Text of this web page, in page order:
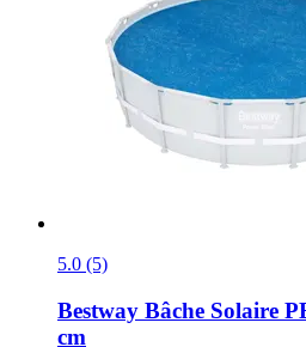
5.0 (5)
Bestway Bâche Solaire
cm